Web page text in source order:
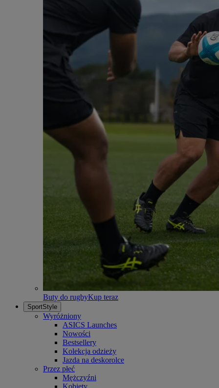
Buty do rugbyKup teraz
SportStyle
Wyróżniony
ASICS Launches
Nowości
Bestsellery
Kolekcja odzieży
Jazda na deskorolce
Przez płeć
Mężczyźni
Kobiety